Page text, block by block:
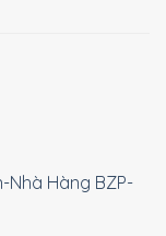
Nhà Hàng BZP-